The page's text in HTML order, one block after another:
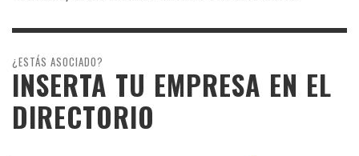
¿ESTÁS ASOCIADO?
INSERTA TU EMPRESA EN EL
DIRECTORIO